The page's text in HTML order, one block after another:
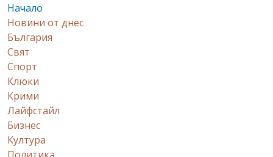
Начало
Новини от днес
България
Свят
Спорт
Клюки
Крими
Лайфстайл
Бизнес
Култура